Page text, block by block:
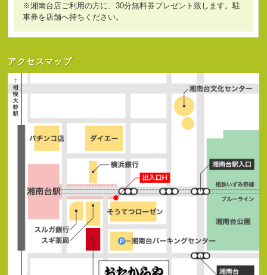
※湘南台店ご利用の方に、30分無料券プレゼント致します。駐
車券を店舗へ持ちください。
アクセスマップ